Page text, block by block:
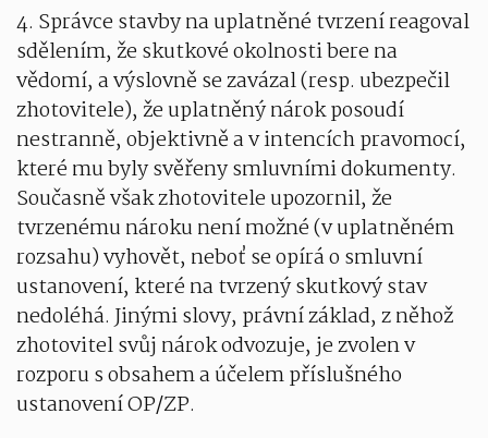
4. Správce stavby na uplatněné tvrzení reagoval
sdělením, že skutkové okolnosti bere na
vědomí, a výslovně se zavázal (resp. ubezpečil
zhotovitele), že uplatněný nárok posoudí
nestranně, objektivně a v intencích pravomocí,
které mu byly svěřeny smluvními dokumenty.
Současně však zhotovitele upozornil, že
tvrzenému nároku není možné (v uplatněném
rozsahu) vyhovět, neboť se opírá o smluvní
ustanovení, které na tvrzený skutkový stav
nedoléhá. Jinými slovy, právní základ, z něhož
zhotovitel svůj nárok odvozuje, je zvolen v
rozporu s obsahem a účelem příslušného
ustanovení OP/ZP.